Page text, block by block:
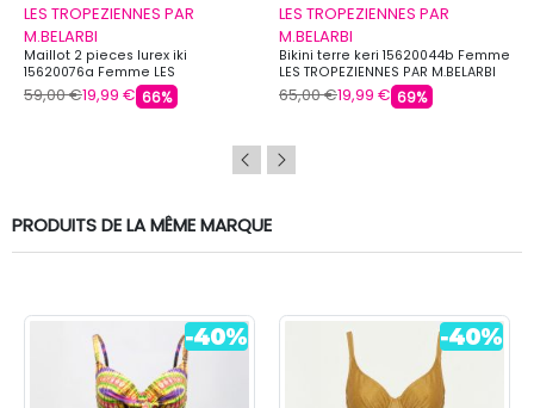
LES TROPEZIENNES PAR
M.BELARBI
Maillot 2 pieces lurex iki
15620076a Femme LES
TROPEZIENNES PAR M.BELARBI
59,00 €19,99 € 66%
LES TROPEZIENNES PAR
M.BELARBI
Bikini terre keri 15620044b Femme
LES TROPEZIENNES PAR M.BELARBI
65,00 €19,99 € 69%
PRODUITS DE LA MÊME MARQUE